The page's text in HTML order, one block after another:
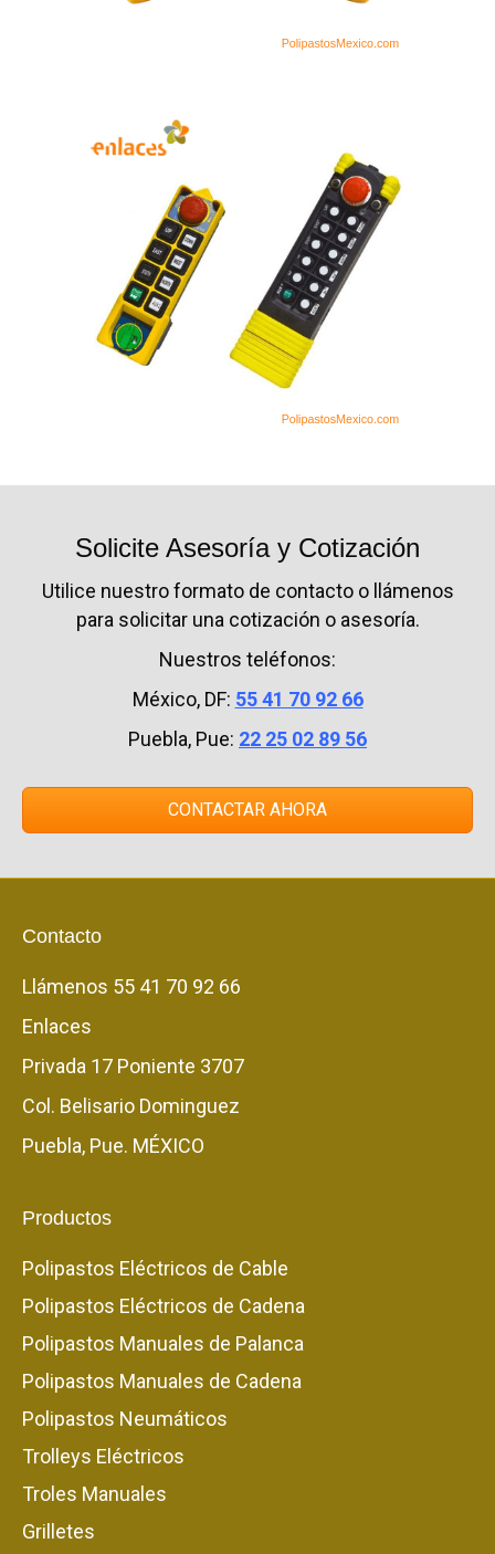
Solicite Asesoría y Cotización
Utilice nuestro formato de contacto o llámenos
para solicitar una cotización o asesoría.
Nuestros teléfonos:
México, DF: 55 41 70 92 66
Puebla, Pue: 22 25 02 89 56
CONTACTAR AHORA
Contacto
Llámenos 55 41 70 92 66
Enlaces
Privada 17 Poniente 3707
Col. Belisario Dominguez
Puebla, Pue. MÉXICO
Productos
Polipastos Eléctricos de Cable
Polipastos Eléctricos de Cadena
Polipastos Manuales de Palanca
Polipastos Manuales de Cadena
Polipastos Neumáticos
Trolleys Eléctricos
Troles Manuales
Grilletes